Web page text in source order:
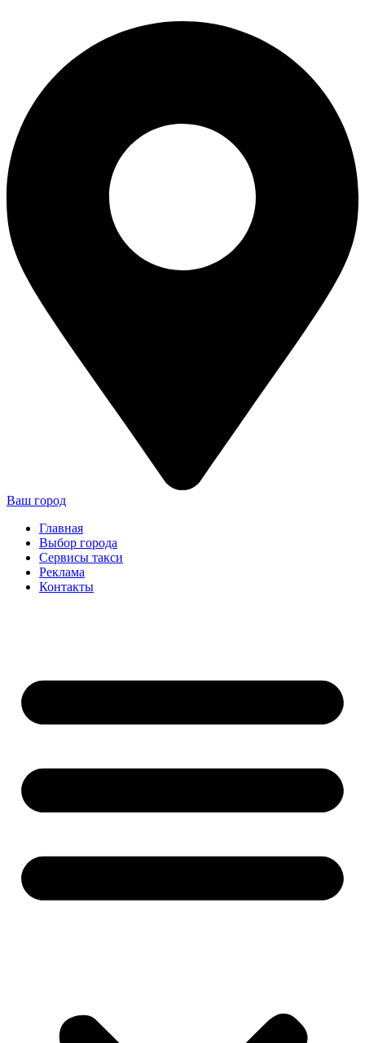
Ваш город
Главная
Выбор города
Сервисы такси
Реклама
Контакты